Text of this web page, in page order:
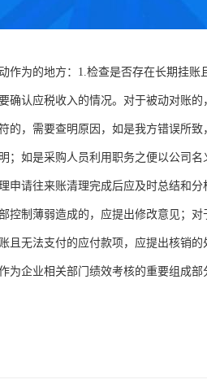
作为的地方：1.检查是否存在长期挂
确认应税收入的情况。对于被动对账
的，需要查明原因，如是我方错误所
；如是采购人员利用职务之便以公司
申请往来账清理完成后应及时总结和
控制薄弱造成的，应提出修改意见；
且无法支付的应付款项，应提出核销
为企业相关部门绩效考核的重要组成部